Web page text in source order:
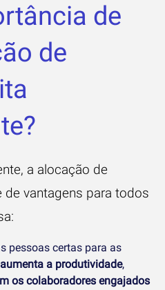
de
de
a alocação de
de vantagens para todos
pessoas certas para as
aumenta a produtividade,
os colaboradores engajados